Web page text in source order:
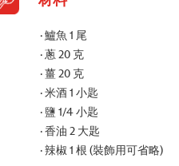
鱸魚 1 尾
蔥 20 克
薑 20 克
米酒 1 小匙
鹽 1/4 小匙
香油 2 大匙
辣椒 1 根 (裝飾用可省略)